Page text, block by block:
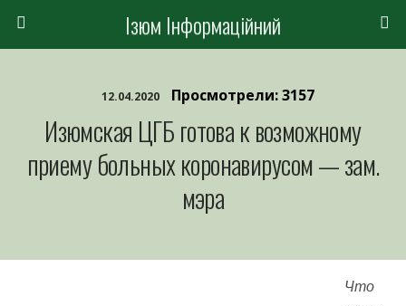
Ізюм Інформаційний
12.04.2020 Просмотрели: 3157
Изюмская ЦГБ готова к возможному
приему больных коронавирусом — зам.
мэра
Что